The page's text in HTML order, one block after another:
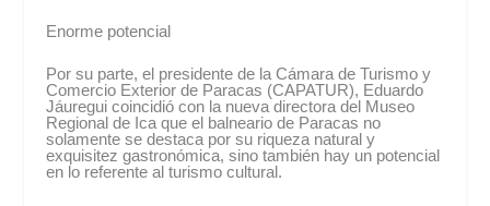
Enorme potencial
Por su parte, el presidente de la Cámara de Turismo y
Comercio Exterior de Paracas (CAPATUR), Eduardo
Jáuregui coincidió con la nueva directora del Museo
Regional de Ica que el balneario de Paracas no
solamente se destaca por su riqueza natural y
exquisitez gastronómica, sino también hay un potencial
en lo referente al turismo cultural.